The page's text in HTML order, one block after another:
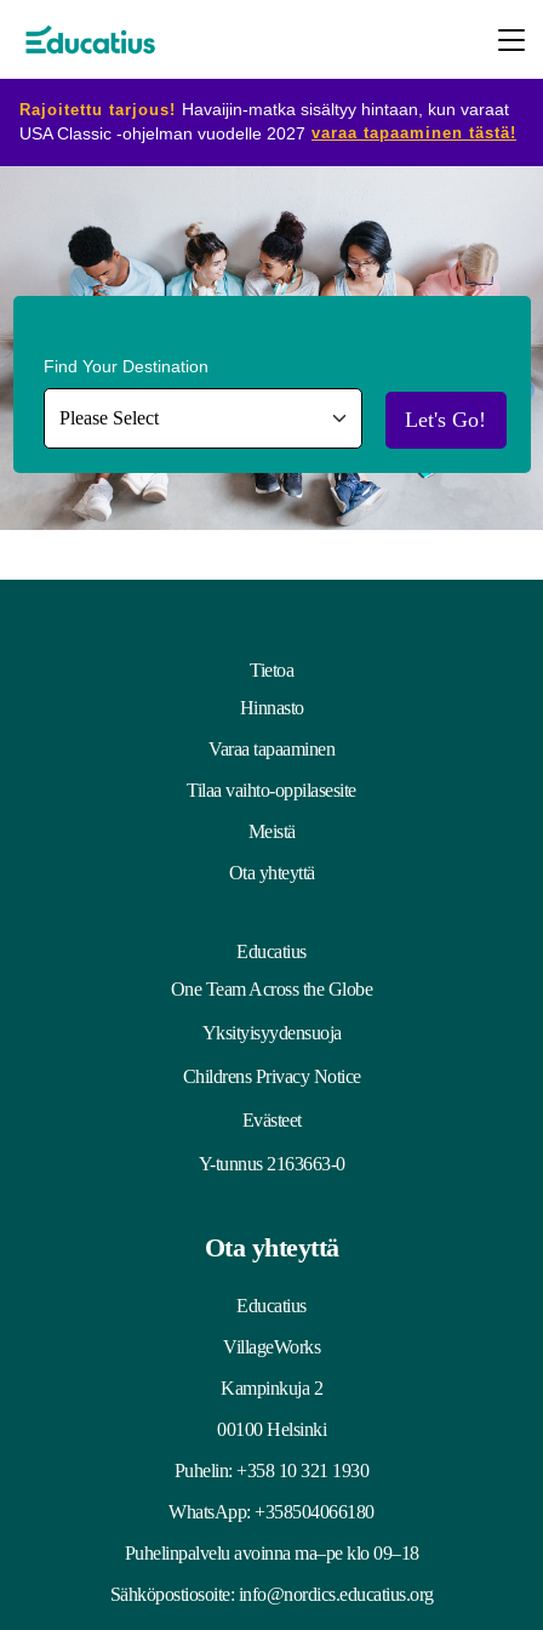
Rajoitettu tarjous! Havaijin-matka sisältyy hintaan, kun varaat
USA Classic -ohjelman vuodelle 2027 varaa tapaaminen tästä!
Ohjelmat
vaihtosi
isäntäperheeksi
Find Your Destination
Let's Go!
Tietoa
Hinnasto
Varaa tapaaminen
Tilaa vaihto-oppilasesite
Meistä
Ota yhteyttä
Educatius
One Team Across the Globe
Yksityisyydensuoja
Childrens Privacy Notice
Evästeet
Y-tunnus 2163663-0
Ota yhteyttä
Educatius
VillageWorks
Kampinkuja 2
00100 Helsinki
Puhelin:+358 10 321 1930
WhatsApp: +358504066180
Puhelinpalvelu avoinna ma–pe klo 09–18
Sähköpostiosoite: info@nordics.educatius.org